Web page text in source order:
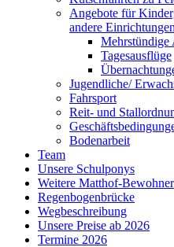
Angebote für
andere Einrichtungen
Tagesausflüge
Jugendliche/
Fahrsport
Reit- und
Bodenarbeit
Team
Unsere Schulponys
Weitere Matthof-Bewohner
Regenbogenbrücke
Wegbeschreibung
Unsere Preise ab 2026
Termine 2026